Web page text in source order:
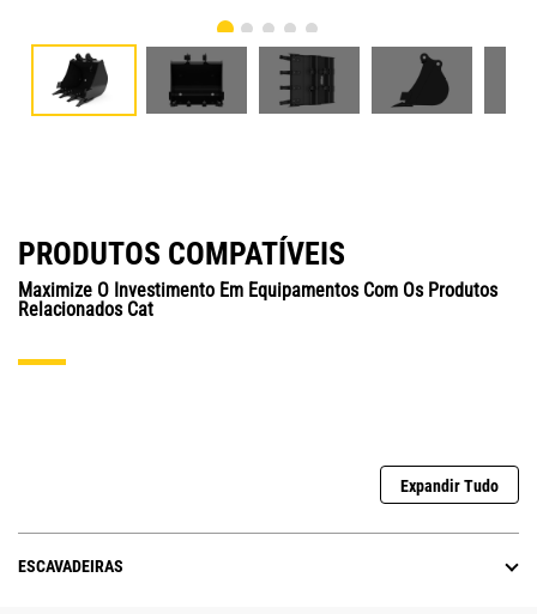
PRODUTOS COMPATÍVEIS
Maximize O Investimento Em Equipamentos Com Os Produtos
Relacionados Cat
Expandir Tudo
ESCAVADEIRAS